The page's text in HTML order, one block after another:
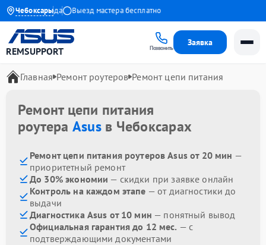
Чебоксары
до 1 года Выезд мастера бесплатно
REMSUPPORT Позвонить
Заявка
Главная Ремонт роутеров Ремонт цепи питания
Ремонт цепи питания
роутера Asusв Чебоксарах
Ремонт цепи питания роутеров Asus от 20 мин —
приоритетный ремонт
До 30% экономии — скидки при заявке онлайн
Контроль на каждом этапе — от диагностики до
выдачи
Диагностика Asus от 10 мин — понятный вывод
Официальная гарантия до 12 мес. — с
подтверждающими документами